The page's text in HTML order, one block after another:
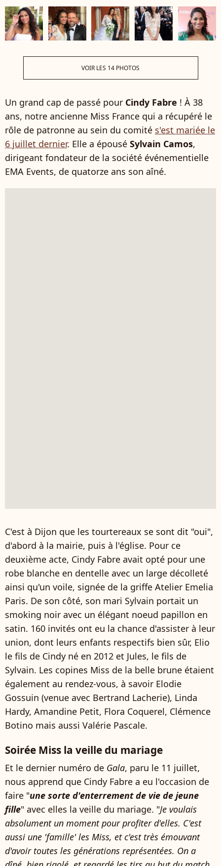
VOIR LES 14 PHOTOS
Un grand cap de passé pour Cindy Fabre ! À 38
ans, notre ancienne Miss France qui a récupéré le
rôle de patronne au sein du comité s'est mariée le
6 juillet dernier. Elle a épousé Sylvain Camos,
dirigeant fondateur de la société événementielle
EMA Events, de quatorze ans son aîné.
C'est à Dijon que les tourtereaux se sont dit "oui",
d'abord à la mairie, puis à l'église. Pour ce
deuxième acte, Cindy Fabre avait opté pour une
robe blanche en dentelle avec un large décolleté
ainsi qu'un voile, signée de la griffe Atelier Emelia
Paris. De son côté, son mari Sylvain portait un
smoking noir avec un élégant noeud papillon en
satin. 160 invités ont eu la chance d'assister à leur
union, dont leurs enfants respectifs bien sûr, Elio
le fils de Cindy né en 2012 et Jules, le fils de
Sylvain. Les copines Miss de la belle brune étaient
également au rendez-vous, à savoir Elodie
Gossuin (venue avec Bertrand Lacherie), Linda
Hardy, Amandine Petit, Flora Coquerel, Clémence
Botino mais aussi Valérie Pascale.
Soirée Miss la veille du mariage
Et le dernier numéro de Gala, paru le 11 juillet,
nous apprend que Cindy Fabre a eu l'occasion de
faire "une sorte d'enterrement de vie de jeune
fille" avec elles la veille du mariage. "Je voulais
absolument un moment pour profiter d'elles. C'est
aussi une 'famille' les Miss, et c'est très émouvant
d'avoir toutes les générations représentées. On a